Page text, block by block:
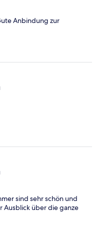
Anbindung zur
sind sehr schön und
Ausblick über die ganze